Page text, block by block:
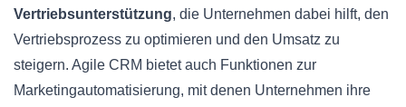
Vertriebsunterstützung, die Unternehmen dabei hilft, den
Vertriebsprozess zu optimieren und den Umsatz zu
steigern. Agile CRM bietet auch Funktionen zur
Marketingautomatisierung, mit denen Unternehmen ihre